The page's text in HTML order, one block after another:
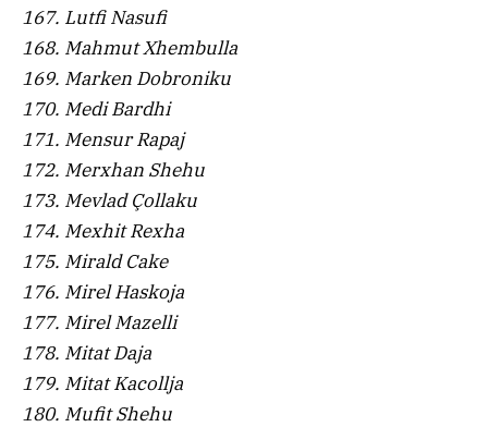
167. Lutfi Nasufi
168. Mahmut Xhembulla
169. Marken Dobroniku
170. Medi Bardhi
171. Mensur Rapaj
172. Merxhan Shehu
173. Mevlad Çollaku
174. Mexhit Rexha
175. Mirald Cake
176. Mirel Haskoja
177. Mirel Mazelli
178. Mitat Daja
179. Mitat Kacollja
180. Mufit Shehu